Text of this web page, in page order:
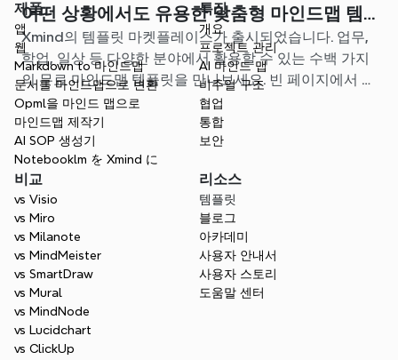
어떤 상황에서도 유용한 맞춤형 마인드맵 템
플릿을 찾아보세요
Xmind의 템플릿 마켓플레이스가 출시되었습니다. 업무,
학업, 일상 등 다양한 분야에서 활용할 수 있는 수백 가지
의 무료 마인드맵 템플릿을 만나보세요. 빈 페이지에서 고
민할 필요 없이, 나에게 딱 맞는 시작점을 찾아보세요.
제품
앱
웹
Markdown to 마인드맵
문서를 마인드맵으로 변환
Opml을 마인드 맵으로
마인드맵 제작기
AI SOP 생성기
Notebooklm を Xmind に
특징
개요
프로젝트 관리
AI 마인드 맵
비주얼 구조
협업
통합
보안
비교
vs Visio
vs Miro
vs Milanote
vs MindMeister
vs SmartDraw
vs Mural
vs MindNode
vs Lucidchart
vs ClickUp
리소스
템플릿
블로그
아카데미
사용자 안내서
사용자 스토리
도움말 센터